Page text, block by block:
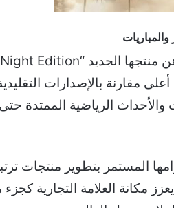
مقارنة بالإصدارات
والأحداث الرياضية الممتدة
المستمر بتطوير منتجات
مكانة العلامة التجارية كجزء